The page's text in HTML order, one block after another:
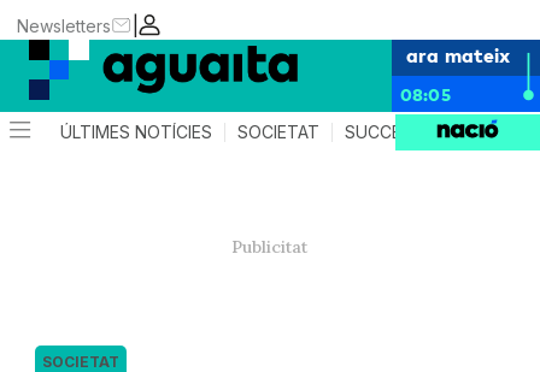
|
Newsletters
ara mateix
08:05
ÚLTIMES NOTÍCIES SOCIETAT SUCCESSOS AGENDA
SOCIETAT